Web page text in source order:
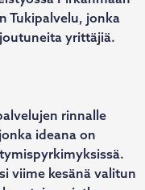
Tukipalvelu, jonka
yrittäjiä.
rinnalle
ideana on
viime kesänä valitun